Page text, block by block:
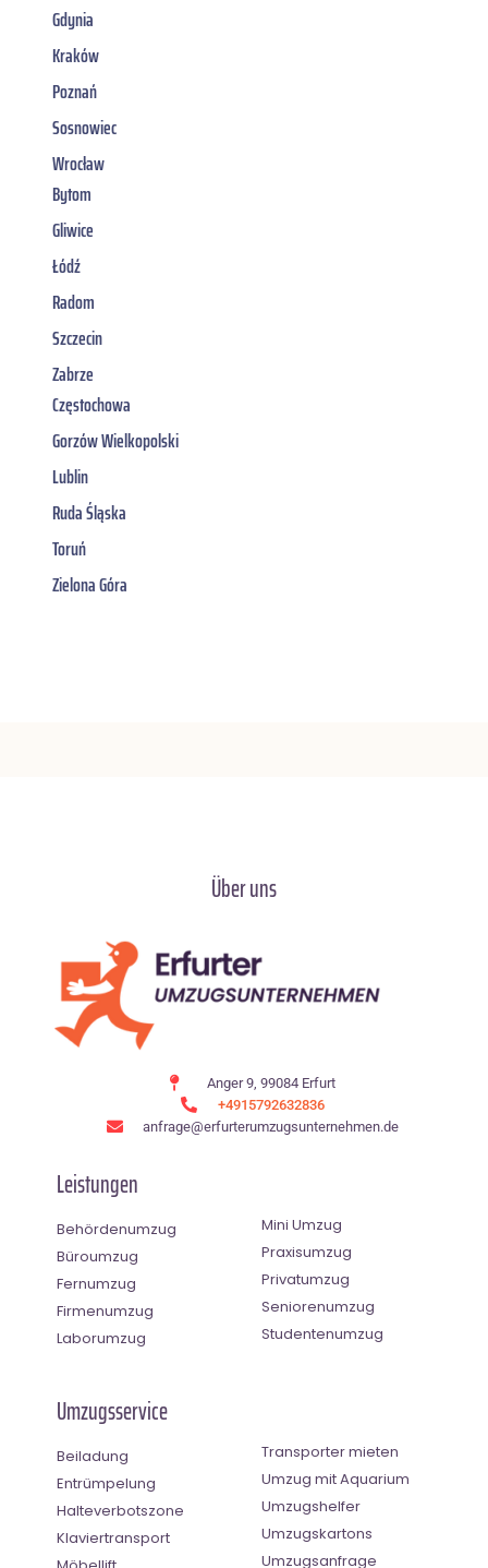
Gdynia
Kraków
Poznań
Sosnowiec
Wrocław
Bytom
Gliwice
Łódź
Radom
Szczecin
Zabrze
Częstochowa
Gorzów Wielkopolski
Lublin
Ruda Śląska
Toruń
Zielona Góra
Über uns
Anger 9, 99084 Erfurt
+4915792632836
anfrage@erfurterumzugsunternehmen.de
Leistungen
Behördenumzug
Büroumzug
Fernumzug
Firmenumzug
Laborumzug
Mini Umzug
Praxisumzug
Privatumzug
Seniorenumzug
Studentenumzug
Umzugsservice
Beiladung
Entrümpelung
Halteverbotszone
Klaviertransport
Transporter mieten
Umzug mit Aquarium
Umzugshelfer
Umzugskartons
Umzugsanfrage